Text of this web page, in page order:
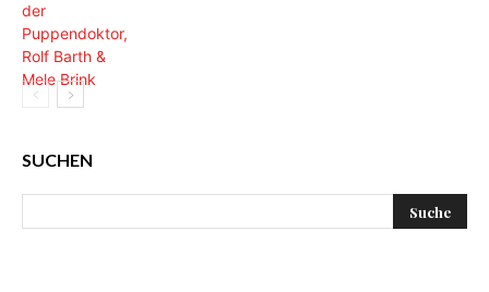
SUCHEN